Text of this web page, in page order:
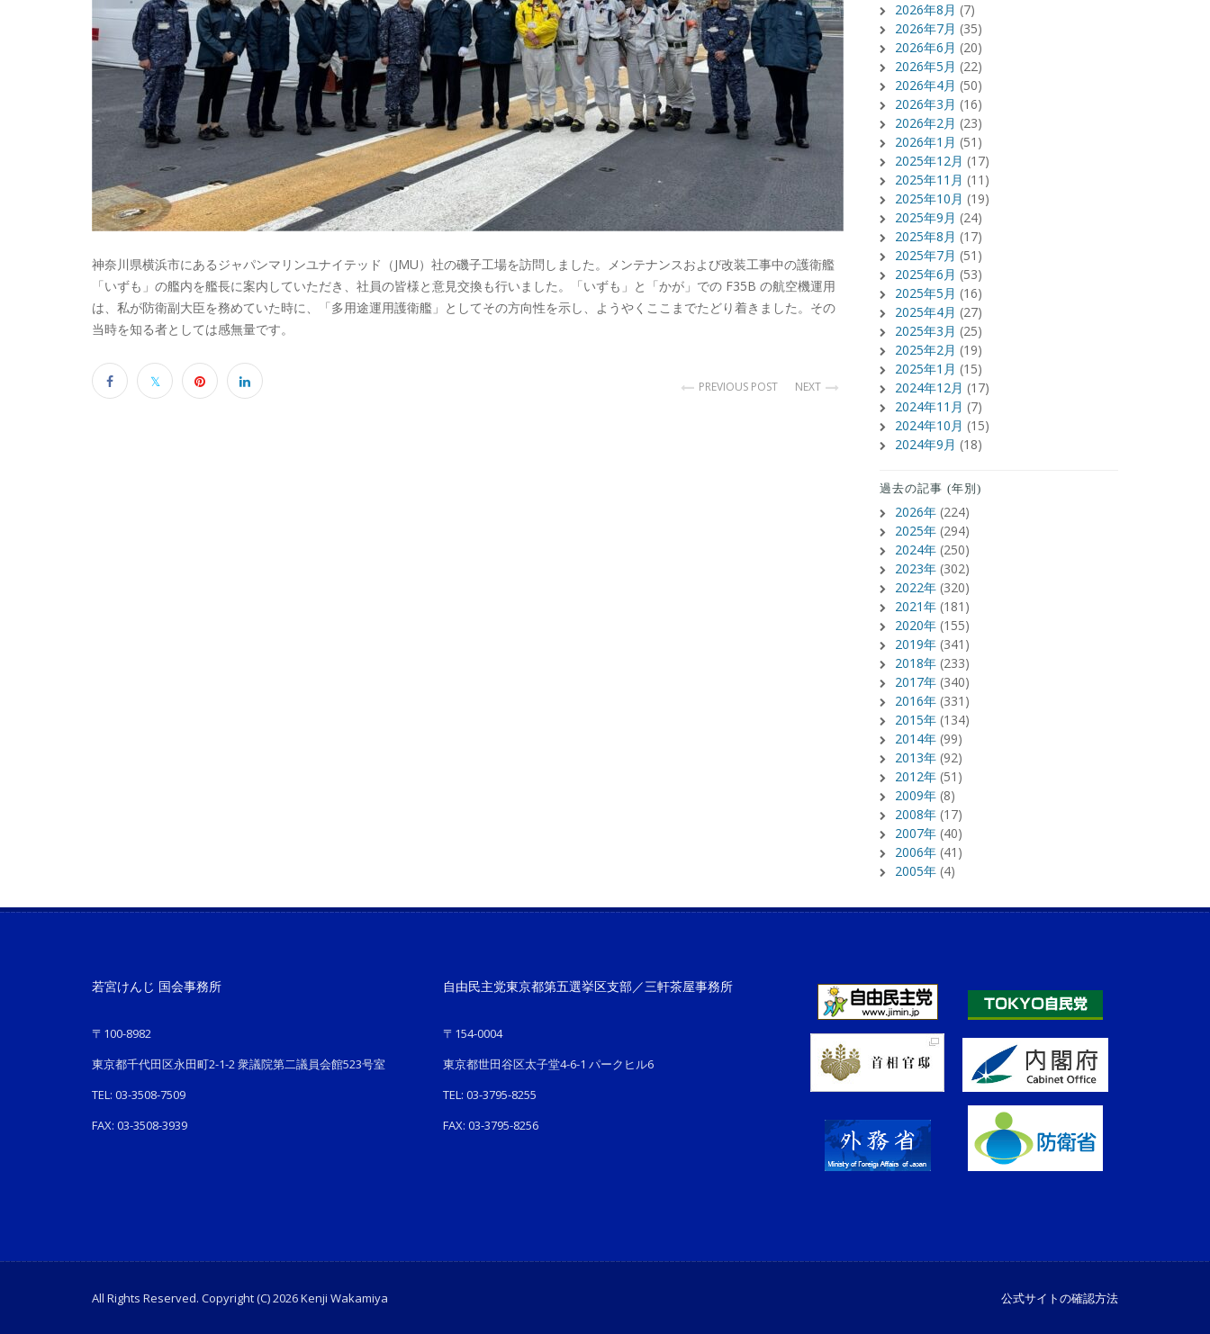
神奈川県横浜市にあるジャパンマリンユナイテッド（JMU）社の磯子工場を訪問しました。メンテナンスおよび改装工事中の護衛艦
「いずも」の艦内を艦長に案内していただき、社員の皆様と意見交換も行いました。「いずも」と「かが」での F35B の航空機運用
は、私が防衛副大臣を務めていた時に、「多用途運用護衛艦」としてその方向性を示し、ようやくここまでたどり着きました。その
当時を知る者としては感無量です。
PREVIOUS POST NEXT
2026年8月 (7)
2026年7月 (35)
2026年6月 (20)
2026年5月 (22)
2026年4月 (50)
2026年3月 (16)
2026年2月 (23)
2026年1月 (51)
2025年12月 (17)
2025年11月 (11)
2025年10月 (19)
2025年9月 (24)
2025年8月 (17)
2025年7月 (51)
2025年6月 (53)
2025年5月 (16)
2025年4月 (27)
2025年3月 (25)
2025年2月 (19)
2025年1月 (15)
2024年12月 (17)
2024年11月 (7)
2024年10月 (15)
2024年9月 (18)
過去の記事 (年別)
2026年 (224)
2025年 (294)
2024年 (250)
2023年 (302)
2022年 (320)
2021年 (181)
2020年 (155)
2019年 (341)
2018年 (233)
2017年 (340)
2016年 (331)
2015年 (134)
2014年 (99)
2013年 (92)
2012年 (51)
2009年 (8)
2008年 (17)
2007年 (40)
2006年 (41)
2005年 (4)
若宮けんじ 国会事務所
〒100-8982
東京都千代田区永田町2-1-2 衆議院第二議員会館523号室
TEL: 03-3508-7509
FAX: 03-3508-3939
自由民主党東京都第五選挙区支部／三軒茶屋事務所
〒154-0004
東京都世田谷区太子堂4-6-1 パークヒル6
TEL: 03-3795-8255
FAX: 03-3795-8256
All Rights Reserved. Copyright (C) 2026 Kenji Wakamiya 公式サイトの確認方法